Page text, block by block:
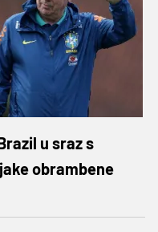
u sraz s
obrambene